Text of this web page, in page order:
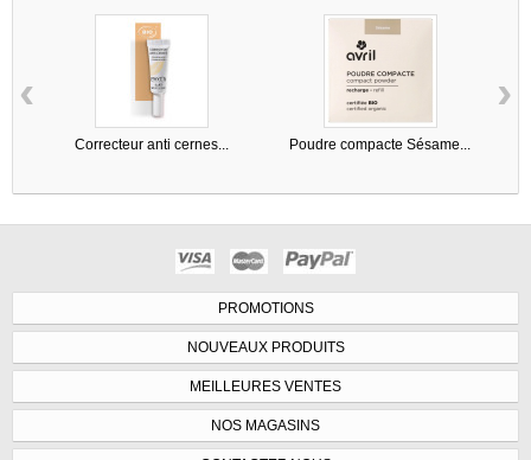
Correcteur anti cernes... Poudre compacte Sésame...
‹ ›
PROMOTIONS
NOUVEAUX PRODUITS
MEILLEURES VENTES
NOS MAGASINS